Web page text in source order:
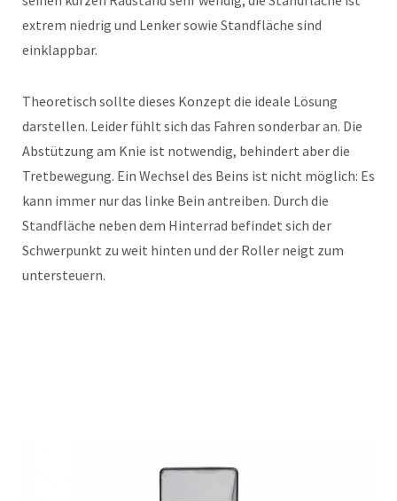
extrem niedrig und Lenker sowie Standfläche sind
einklappbar.
Theoretisch sollte dieses Konzept die ideale Lösung
darstellen. Leider fühlt sich das Fahren sonderbar an. Die
Abstützung am Knie ist notwendig, behindert aber die
Tretbewegung. Ein Wechsel des Beins ist nicht möglich: Es
kann immer nur das linke Bein antreiben. Durch die
Standfläche neben dem Hinterrad befindet sich der
Schwerpunkt zu weit hinten und der Roller neigt zum
untersteuern.